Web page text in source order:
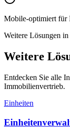
Mobile-optimiert für
Weitere Lösungen
Weitere
Entdecken Sie alle
Immobilienvertrieb.
Einheiten